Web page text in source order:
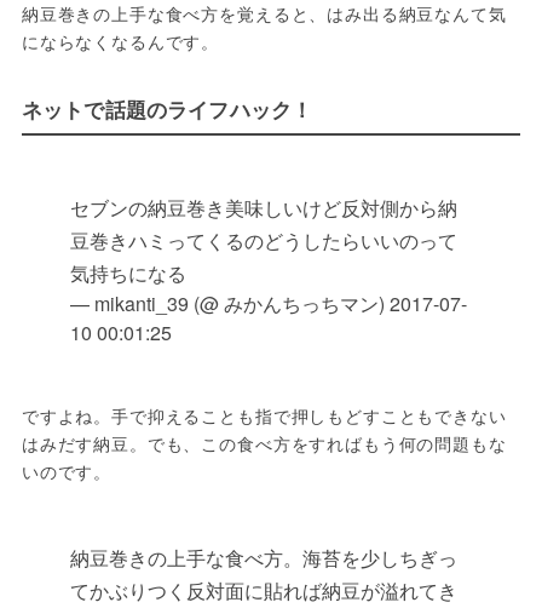
納豆巻きの上手な食べ方を覚えると、はみ出る納豆なんて気
にならなくなるんです。
ネットで話題のライフハック！
セブンの納豆巻き美味しいけど反対側から納
豆巻きハミってくるのどうしたらいいのって
気持ちになる
— mikanti_39 (@ みかんちっちマン) 2017-07-
10 00:01:25
ですよね。手で抑えることも指で押しもどすこともできない
はみだす納豆。でも、この食べ方をすればもう何の問題もな
いのです。
納豆巻きの上手な食べ方。海苔を少しちぎっ
てかぶりつく反対面に貼れば納豆が溢れてき